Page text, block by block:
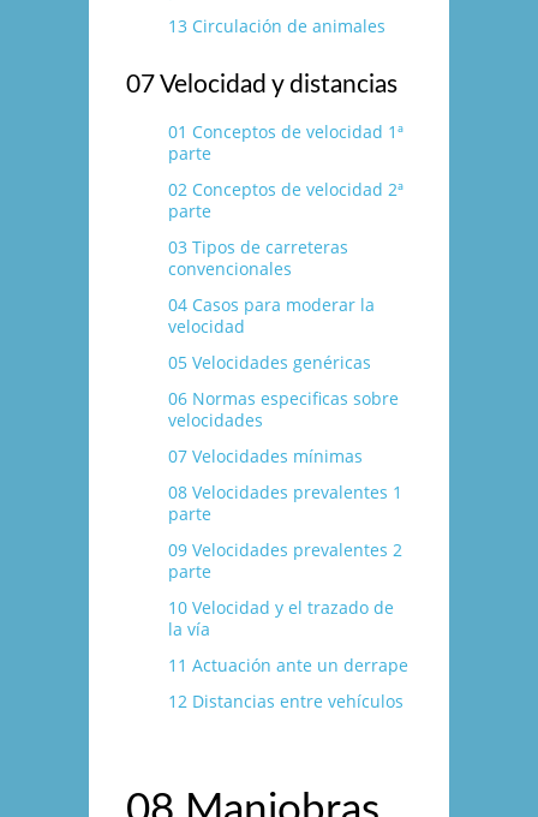
13 Circulación de animales
07 Velocidad y distancias
01 Conceptos de velocidad 1ª
parte
02 Conceptos de velocidad 2ª
parte
03 Tipos de carreteras
convencionales
04 Casos para moderar la
velocidad
05 Velocidades genéricas
06 Normas especificas sobre
velocidades
07 Velocidades mí­nimas
08 Velocidades prevalentes 1
parte
09 Velocidades prevalentes 2
parte
10 Velocidad y el trazado de
la ví­a
11 Actuación ante un derrape
12 Distancias entre vehí­culos